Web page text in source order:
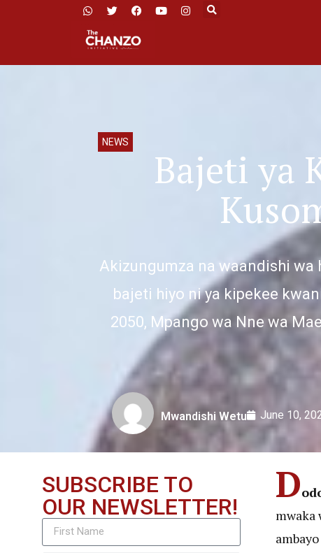
NEWS
Bajeti ya
Akizungumza na waandishi wa
bajeti hiyo ni ya kipekee
2050, Mpango wa Nne wa
Mwandishi Wetu June 10,
SUBSCRIBE TO
OUR NEWSLETTER!
D
mwaka